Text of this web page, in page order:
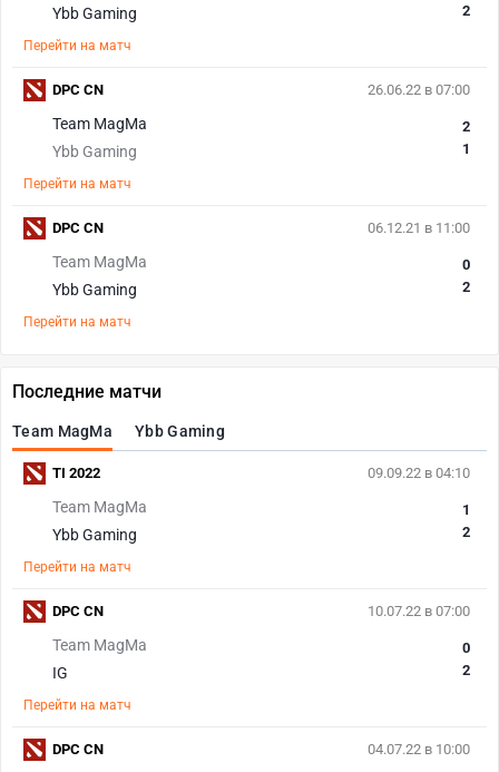
Ybb Gaming
2
Перейти на матч
26.06.22 в 07:00
Team MagMa
Ybb Gaming
2
1
Перейти на матч
DPC CN
06.12.21 в 11:00
Team MagMa
Ybb Gaming
0
2
Перейти на матч
DPC CN
Последние матчи
Team MagMa Ybb Gaming
09.09.22 в 04:10
Team MagMa
Ybb Gaming
1
2
Перейти на матч
TI 2022
10.07.22 в 07:00
Team MagMa
IG
0
2
Перейти на матч
DPC CN
04.07.22 в 10:00
DPC CN